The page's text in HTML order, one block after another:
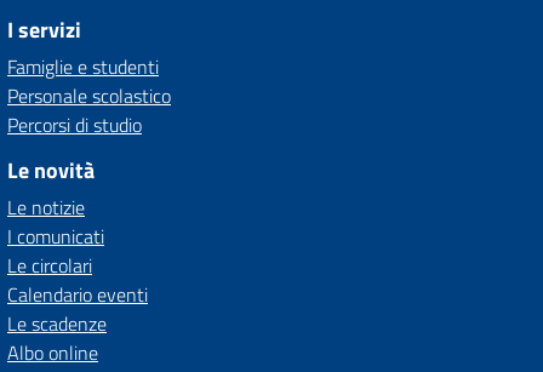
I servizi
Famiglie e studenti
Personale scolastico
Percorsi di studio
Le novità
Le notizie
I comunicati
Le circolari
Calendario eventi
Le scadenze
Albo online